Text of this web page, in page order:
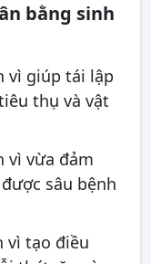
bằng sinh
vì giúp tái lập
thụ và vật
vì vừa đảm
sâu bệnh
vì tạo điều